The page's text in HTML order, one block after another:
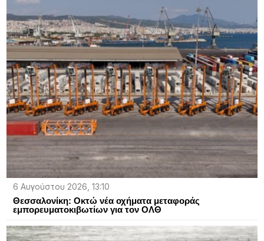
6 Αυγούστου 2026, 13:10
Θεσσαλονίκη: Οκτώ νέα οχήματα μεταφοράς
εμπορευματοκιβωτίων για τον ΟΛΘ